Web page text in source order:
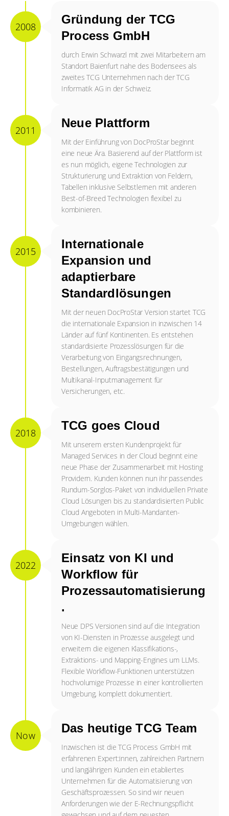
Gründung der TCG
Process GmbH
durch Erwin Schwarzl mit zwei Mitarbeitern am
Standort Baienfurt nahe des Bodensees als
zweites TCG Unternehmen nach der TCG
Informatik AG in der Schweiz.
2008
Neue Plattform
Mit der Einführung von DocProStar beginnt
eine neue Ära. Basierend auf der Plattform ist
es nun möglich, eigene Technologien zur
Strukturierung und Extraktion von Feldern,
Tabellen inklusive Selbstlernen mit anderen
Best-of-Breed Technologien flexibel zu
kombinieren.
2011
Internationale
Expansion und
adaptierbare
Standardlösungen
Mit der neuen DocProStar Version startet TCG
die internationale Expansion in inzwischen 14
Länder auf fünf Kontinenten. Es entstehen
standardisierte Prozesslösungen für die
Verarbeitung von Eingangsrechnungen,
Bestellungen, Auftragsbestätigungen und
Multikanal-Inputmanagement für
Versicherungen, etc.
2015
TCG goes Cloud
Mit unserem ersten Kundenprojekt für
Managed Services in der Cloud beginnt eine
neue Phase der Zusammenarbeit mit Hosting
Providern. Kunden können nun ihr passendes
Rundum-Sorglos-Paket von individuellen Private
Cloud Lösungen bis zu standardisierten Public
Cloud Angeboten in Multi-Mandanten-
Umgebungen wählen.
2018
Einsatz von KI und
Workflow für
Prozessautomatisierung
.
Neue DPS Versionen sind auf die Integration
von KI-Diensten in Prozesse ausgelegt und
erweitern die eigenen Klassifikations-,
Extraktions- und Mapping-Engines um LLMs.
Flexible Workflow-Funktionen unterstützen
hochvolumige Prozesse in einer kontrollierten
Umgebung, komplett dokumentiert.
2022
Das heutige TCG Team
Inzwischen ist die TCG Process GmbH mit
erfahrenen Expert:innen, zahlreichen Partnern
und langjährigen Kunden ein etabliertes
Unternehmen für die Automatisierung von
Geschäftsprozessen. So sind wir neuen
Anforderungen wie der E-Rechnungspflicht
Now